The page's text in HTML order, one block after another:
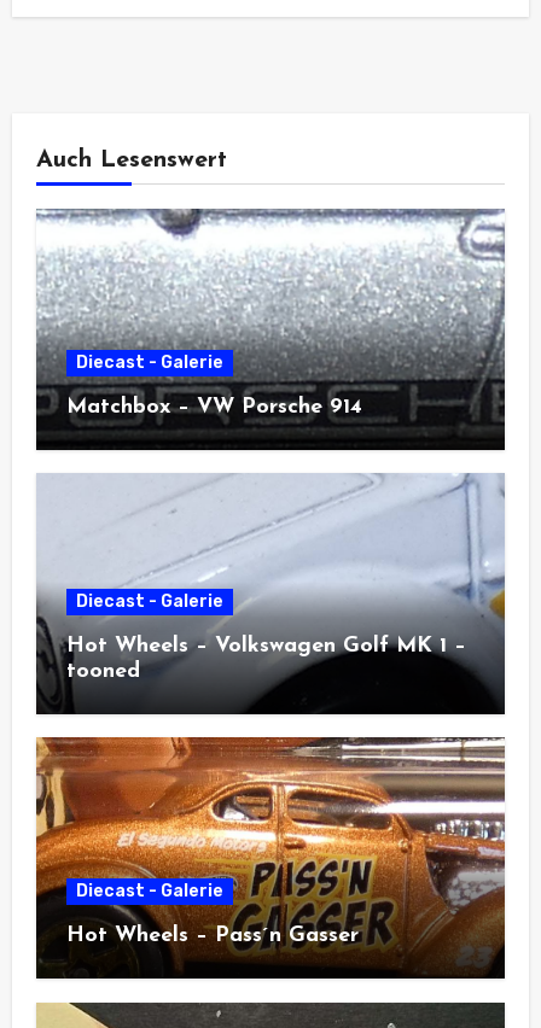
Auch Lesenswert
Diecast - Galerie
Matchbox – VW Porsche 914
Diecast - Galerie
Hot Wheels – Volkswagen Golf MK 1 –
tooned
Diecast - Galerie
Hot Wheels – Pass´n Gasser